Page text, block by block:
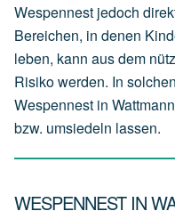
Wespennest jedoch
Bereichen, in denen
leben, kann aus dem
Risiko werden. In
Wespennest in
bzw. umsiedeln lassen.
WESPENNEST IN